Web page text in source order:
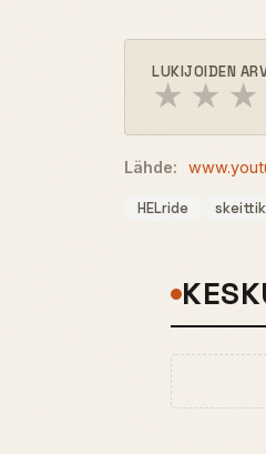
LUKIJOIDEN
★ ★ ★
Lähde:
HELride